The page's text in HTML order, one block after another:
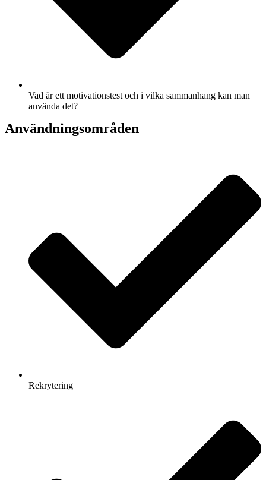
Vad är ett motivationstest och i vilka sammanhang kan man
använda det?
Användningsområden
Rekrytering